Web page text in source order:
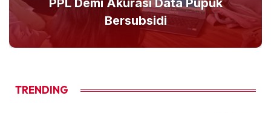
PPL Demi Akurasi Data Pupuk
Bersubsidi
TRENDING